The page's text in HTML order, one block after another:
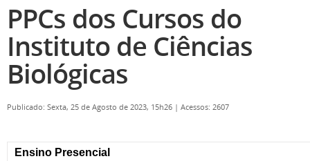
PPCs dos Cursos do
Instituto de Ciências
Biológicas
Publicado: Sexta, 25 de Agosto de 2023, 15h26 | Acessos: 2607
Ensino Presencial